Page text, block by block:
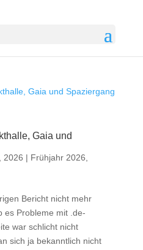
Gaia und
2026 | Frühjahr 2026
Bericht nicht mehr
es Probleme mit .de-
war schlicht nicht
sich ja bekanntlich nicht